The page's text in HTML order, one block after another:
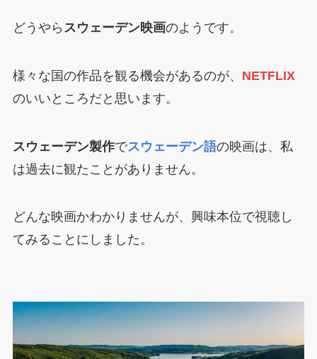
どうやら スウェーデン映画のようです。
様々な国の作品を観る機会があるのが、 NETFLIX
のいいところだと思います。
スウェーデン製作でスウェーデン語の映画は、私
は過去に観たことがありません。
どんな映画かわかりませんが、興味本位で視聴し
てみることにしました。